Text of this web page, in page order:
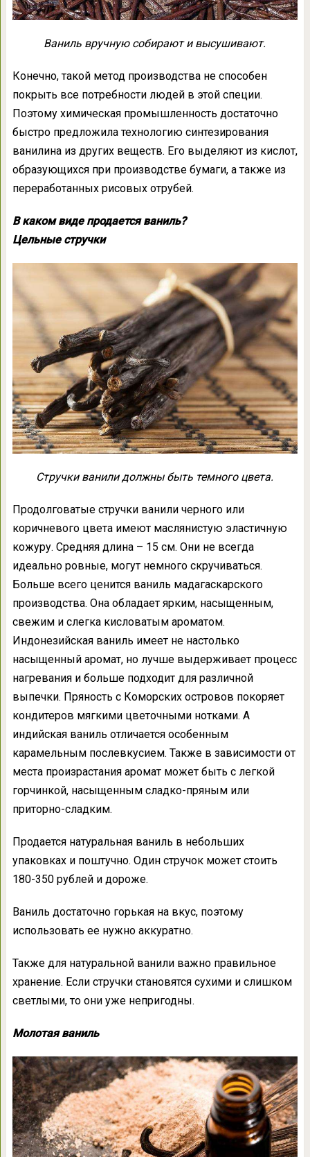
Ваниль вручную собирают и высушивают.
Конечно, такой метод производства не способен
покрыть все потребности людей в этой специи.
Поэтому химическая промышленность достаточно
быстро предложила технологию синтезирования
ванилина из других веществ. Его выделяют из кислот,
образующихся при производстве бумаги, а также из
переработанных рисовых отрубей.
В каком виде продается ваниль?
Цельные стручки
Стручки ванили должны быть темного цвета.
Продолговатые стручки ванили черного или
коричневого цвета имеют маслянистую эластичную
кожуру. Средняя длина – 15 см. Они не всегда
идеально ровные, могут немного скручиваться.
Больше всего ценится ваниль мадагаскарского
производства. Она обладает ярким, насыщенным,
свежим и слегка кисловатым ароматом.
Индонезийская ваниль имеет не настолько
насыщенный аромат, но лучше выдерживает процесс
нагревания и больше подходит для различной
выпечки. Пряность с Коморских островов покоряет
кондитеров мягкими цветочными нотками. А
индийская ваниль отличается особенным
карамельным послевкусием. Также в зависимости от
места произрастания аромат может быть с легкой
горчинкой, насыщенным сладко-пряным или
приторно-сладким.
Продается натуральная ваниль в небольших
упаковках и поштучно. Один стручок может стоить
180-350 рублей и дороже.
Ваниль достаточно горькая на вкус, поэтому
использовать ее нужно аккуратно.
Также для натуральной ванили важно правильное
хранение. Если стручки становятся сухими и слишком
светлыми, то они уже непригодны.
Молотая ваниль